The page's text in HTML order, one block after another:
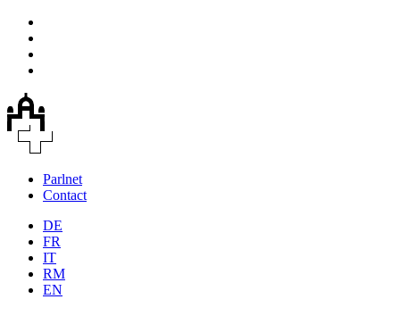
Parlnet
Contact
DE
FR
IT
RM
EN